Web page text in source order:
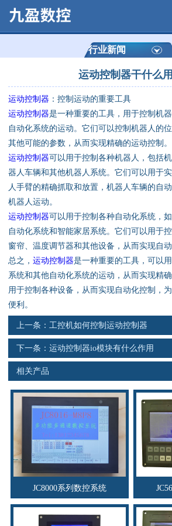
行业新闻
运动控制器干什么
运动控制器 ：控制运动的重要工具
运动控制器是一种重要的工具，用于控制机
自动化系统的运动。它们可以控制机器人的
其他可能的参数，从而实现精确的运动控制。
运动控制器可以用于控制各种机器人，包括
器人车辆和其他机器人系统。它们可以用于
人手臂的精确抓取和放置，机器人车辆的自
机器人运动。
运动控制器可以用于控制各种自动化系统，
自动化系统和智能家居系统。它们可以用于
窗帘、温度调节器和其他设备，从而实现自动
总之， 运动控制器是一种重要的工具，可以
系统和其他自动化系统的运动，从而实现精
用于控制各种设备，从而实现自动化控制，
便利。
上一条： 工控机如何控制运动控制器
下一条： 运动控制器io模块有什么作用
相关产品
JC8000系列数控系统